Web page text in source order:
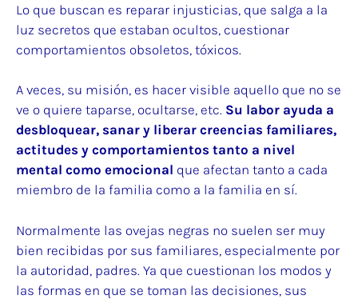
Lo que buscan es reparar injusticias, que salga a la
luz secretos que estaban ocultos, cuestionar
comportamientos obsoletos, tóxicos.
A veces, su misión, es hacer visible aquello que no se
ve o quiere taparse, ocultarse, etc. Su labor ayuda a
desbloquear, sanar y liberar creencias familiares,
actitudes y comportamientos tanto a nivel
mental como emocional que afectan tanto a cada
miembro de la familia como a la familia en sí.
Normalmente las ovejas negras no suelen ser muy
bien recibidas por sus familiares, especialmente por
la autoridad, padres. Ya que cuestionan los modos y
las formas en que se toman las decisiones, sus